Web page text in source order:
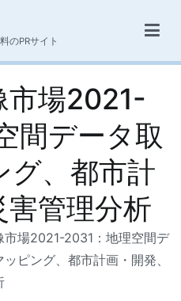
のPRサイト
市場2021-
間データ取
グ、都市計
管理分析
市場2021-2031：地理空間デ
ピング、都市計画・開発、